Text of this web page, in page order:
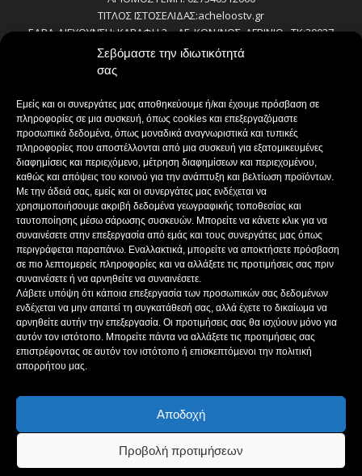
Σεβόμαστε την ιδιωτικότητά
σας
Εμείς και οι συνεργάτες μας αποθηκεύουμε ή/και έχουμε πρόσβαση σε
πληροφορίες σε μια συσκευή, όπως cookies και επεξεργαζόμαστε
προσωπικά δεδομένα, όπως μοναδικά αναγνωριστικά και τυπικές
πληροφορίες που αποστέλλονται από μια συσκευή για εξατομικευμένες
διαφημίσεις και περιεχόμενο, μέτρηση διαφημίσεων και περιεχομένου,
καθώς και απόψεις του κοινού για την ανάπτυξη και βελτίωση προϊόντων.
Με την άδειά σας, εμείς και οι συνεργάτες μας ενδέχεται να
χρησιμοποιήσουμε ακριβή δεδομένα γεωγραφικής τοποθεσίας και
ταυτοποίησης μέσω σάρωσης συσκευών. Μπορείτε να κάνετε κλικ για να
συναινέσετε στην επεξεργασία από εμάς και τους συνεργάτες μας όπως
περιγράφεται παραπάνω. Εναλλακτικά, μπορείτε να αποκτήσετε πρόσβαση
σε πιο λεπτομερείς πληροφορίες και να αλλάξετε τις προτιμήσεις σας πριν
συναινέσετε ή να αρνηθείτε να συναινέσετε.
Λάβετε υπόψη ότι κάποια επεξεργασία των προσωπικών σας δεδομένων
ενδέχεται να μην απαιτεί τη συγκατάθεσή σας, αλλά έχετε το δικαίωμα να
αρνηθείτε αυτήν την επεξεργασία. Οι προτιμήσεις σας θα ισχύουν μόνο για
αυτόν τον ιστότοπο. Μπορείτε πάντα να αλλάξετε τις προτιμήσεις σας
επιστρέφοντας σε αυτόν τον ιστότοπο ή επισκεπτόμενοι την πολιτική
απορρήτου μας.
Αποδοχή
Προβολή προτιμήσεων
ΤΙΤΛΟΣ ΙΣΤΟΣΕΛΙΔΑΣ:acheloostv.gr
ΕΔΡΑ-ΔΙΕΥΘΥΝΣΗ: ΚΑΒΑΦΗ 2 – ΑΓ. ΚΩΝ/ΝΟΣ, ΑΓΡΙΝΙΟ , ΤΚ:30027
ΤΗΛΕΦΩΝΟ: 2641022803 – 58800
E-MAIL: bokas@otenet.gr, info@axeloostv.gr
ΝΟΜΙΜΟΣ ΕΚΠΡΟΣΩΠΟΣ: ΜΠΟΚΑΣ ΚΩΝ/ΝΟΣ
ΔΙΕΥΘΥΝΤΗΣ: ΜΠΟΚΑΣ ΚΩΝ/ΝΟΣ
ΔΙΕΥΘΥΝΤΗΣ ΣΥΝΤΑΞΗΣ:ΚΟΥΤΣΙΚΟΣ ΠΑΝΤΕΛΗΣ
ΔΙΑΧΕΙΡΙΣΤΗΣ-ΔΙΚΑΙΟΥΧΟΣ domain: ΜΠΟΚΑΣ ΚΩΝ/ΝΟΣ – Γ. ΜΠΟΚΑΣ &
ΣΙΑ Α.Ε
ΔΗΜΟΣΙΟΓΡΑΦΟΙ:
ΚΟΥΤΣΙΚΟΣ ΠΑΝΤΕΛΗΣ
ΒΑΚΡΑΚΟΥ ΣΟΦΙΑ
ΠΑΠΑΔΗΜΗΤΡΙΟΥ ΔΗΜΗΤΡΗΣ
ΚΟΥΤΣΙΟΥΜΠΑΣ ΑΛΕΞΑΝΔΡΟΣ
ΑΚΟΛΟΥΘΗΣΕ ΜΑΣ
ΤΑΥΤΌΤΗΤΑ ΙΣΤΌΤΟΠΟΥ
© acheloostv 2006-2026